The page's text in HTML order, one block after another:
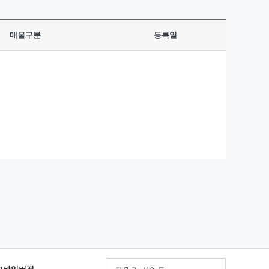
매물구분 등록일